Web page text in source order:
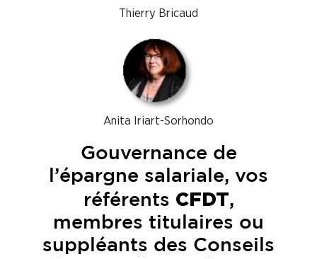
Thierry Bricaud
Anita Iriart-Sorhondo
Gouvernance de
l’épargne salariale, vos
référents CFDT,
membres titulaires ou
suppléants des Conseils